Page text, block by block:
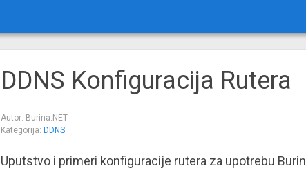
DDNS Konfiguracija Rutera
Autor: Burina.NET
Kategorija: DDNS
Uputstvo i primeri konfiguracije rutera za upotrebu